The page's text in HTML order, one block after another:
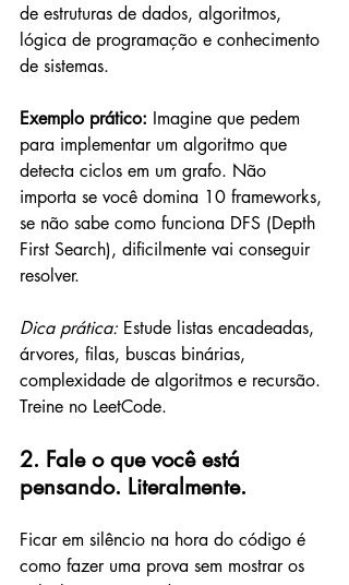
de estruturas de dados, algoritmos,
lógica de programação e conhecimento
de sistemas.
Exemplo prático: Imagine que pedem
para implementar um algoritmo que
detecta ciclos em um grafo. Não
importa se você domina 10 frameworks,
se não sabe como funciona DFS (Depth
First Search), dificilmente vai conseguir
resolver.
Dica prática: Estude listas encadeadas,
árvores, filas, buscas binárias,
complexidade de algoritmos e recursão.
Treine no LeetCode.
2. Fale o que você está
pensando. Literalmente.
Ficar em silêncio na hora do código é
como fazer uma prova sem mostrar os